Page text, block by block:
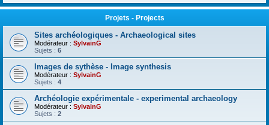
Projets - Projects
Sites archéologiques - Archaeological sites
Modérateur : SylvainG
Sujets : 6
Images de sythèse - Image synthesis
Modérateur : SylvainG
Sujets : 4
Archéologie expérimentale - experimental archaeology
Modérateur : SylvainG
Sujets : 2